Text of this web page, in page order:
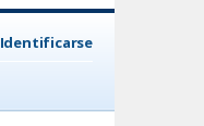
Identificarse